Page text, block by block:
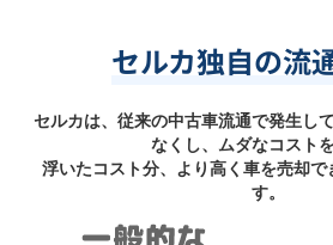
セルカ独自の流
セルカは、従来の中古車流通で発生し
なくし、ムダなコスト
浮いたコスト分、より高く車を売却で
す。